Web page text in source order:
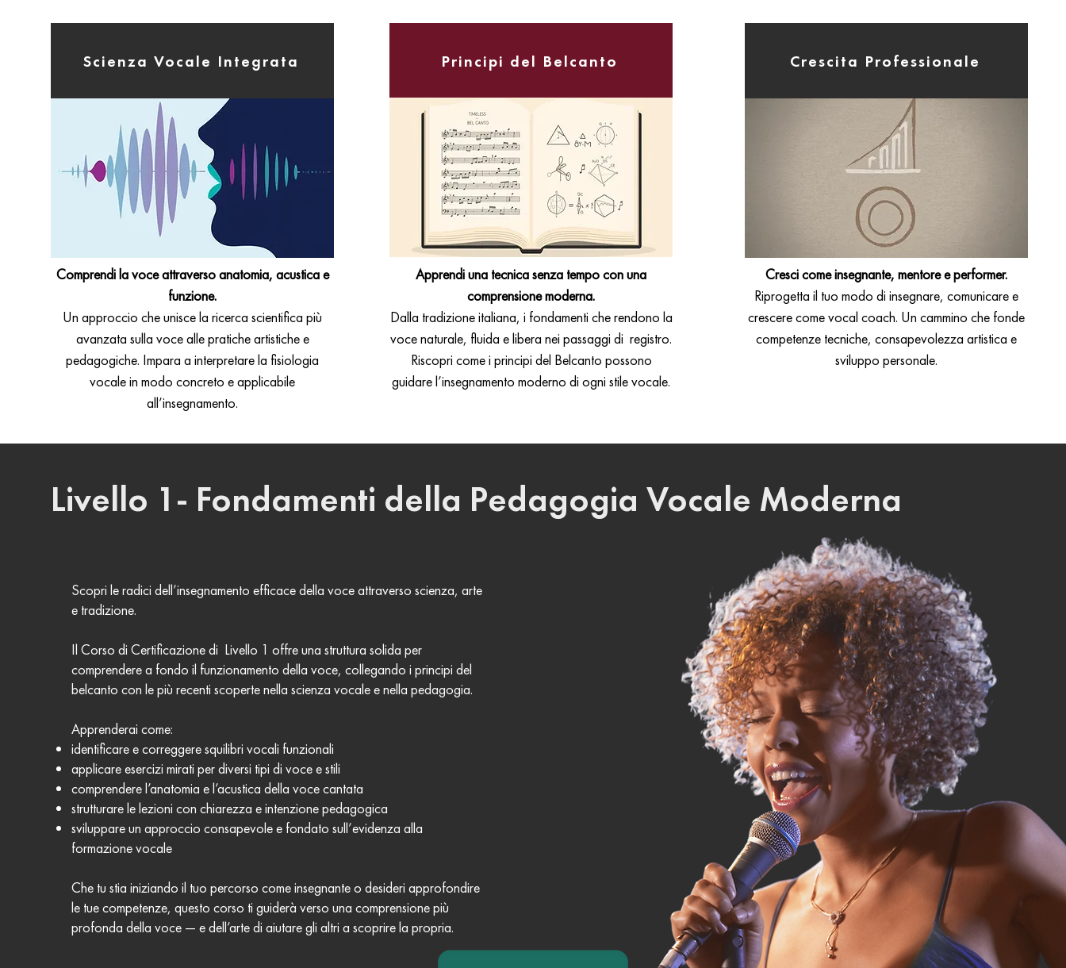
Scienza Vocale Integrata
Comprendi la voce attraverso anatomia, acustica e
funzione.
Un approccio che unisce la ricerca scientifica più
avanzata sulla voce alle pratiche artistiche e
pedagogiche. Impara a interpretare la fisiologia
vocale in modo concreto e applicabile
all’insegnamento.
Principi del Belcanto
Apprendi una tecnica senza tempo con una
comprensione moderna.
Dalla tradizione italiana, i fondamenti che rendono la
voce naturale, fluida e libera nei passaggi di registro.
Riscopri come i principi del Belcanto possono
guidare l’insegnamento moderno di ogni stile vocale.
Crescita Professionale
Cresci come insegnante, mentore e performer.
Riprogetta il tuo modo di insegnare, comunicare e
crescere come vocal coach. Un cammino che fonde
competenze tecniche, consapevolezza artistica e
sviluppo personale.
Livello 1- Fondamenti della Pedagogia Vocale Moderna
Scopri le radici dell’insegnamento efficace della voce attraverso scienza, arte
e tradizione.
Il Corso di Certificazione di Livello 1 offre una struttura solida per
comprendere a fondo il funzionamento della voce, collegando i principi del
belcanto con le più recenti scoperte nella scienza vocale e nella pedagogia.
Apprenderai come:
identificare e correggere squilibri vocali funzionali
applicare esercizi mirati per diversi tipi di voce e stili
comprendere l’anatomia e l’acustica della voce cantata
strutturare le lezioni con chiarezza e intenzione pedagogica
sviluppare un approccio consapevole e fondato sull’evidenza alla
formazione vocale
Che tu stia iniziando il tuo percorso come insegnante o desideri approfondire
le tue competenze, questo corso ti guiderà verso una comprensione più
profonda della voce — e dell’arte di aiutare gli altri a scoprire la propria.